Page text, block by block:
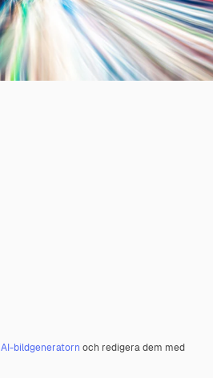
AI-bildgeneratorn och redigera dem med